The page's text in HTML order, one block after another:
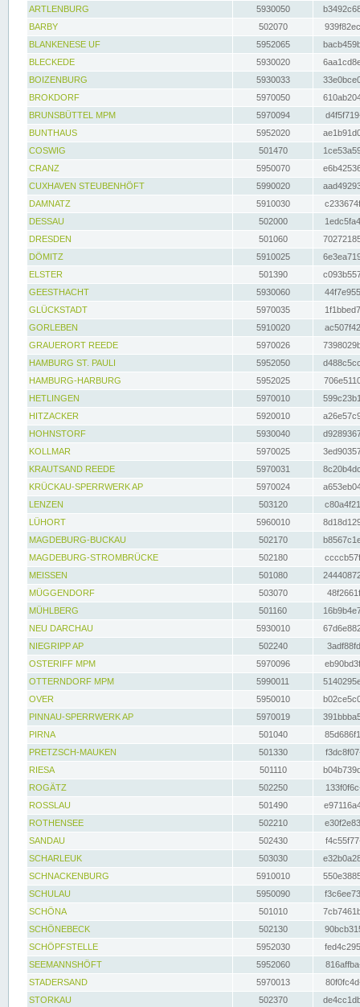
ARTLENBURG
5930050
BARBY
502070
BLANKENESE UF
5952065
BLECKEDE
5930020
BOIZENBURG
5930033
BROKDORF
5970050
BRUNSBÜTTEL MPM
5970094
BUNTHAUS
5952020
COSWIG
501470
CRANZ
5950070
CUXHAVEN STEUBENHÖFT
5990020
DAMNATZ
5910030
DESSAU
502000
DRESDEN
501060
DÖMITZ
5910025
ELSTER
501390
GEESTHACHT
5930060
GLÜCKSTADT
5970035
GORLEBEN
5910020
GRAUERORT REEDE
5970026
HAMBURG ST. PAULI
5952050
HAMBURG-HARBURG
5952025
HETLINGEN
5970010
HITZACKER
5920010
HOHNSTORF
5930040
KOLLMAR
5970025
KRAUTSAND REEDE
5970031
KRÜCKAU-SPERRWERK AP
5970024
LENZEN
503120
LÜHORT
5960010
MAGDEBURG-BUCKAU
502170
MAGDEBURG-STROMBRÜCKE
502180
MEISSEN
501080
MÜGGENDORF
503070
MÜHLBERG
501160
NEU DARCHAU
5930010
NIEGRIPP AP
502240
OSTERIFF MPM
5970096
OTTERNDORF MPM
5990011
OVER
5950010
PINNAU-SPERRWERK AP
5970019
PIRNA
501040
PRETZSCH-MAUKEN
501330
RIESA
501110
ROGÄTZ
502250
ROSSLAU
501490
ROTHENSEE
502210
SANDAU
502430
SCHARLEUK
503030
SCHNACKENBURG
5910010
SCHULAU
5950090
SCHÖNA
501010
SCHÖNEBECK
502130
SCHÖPFSTELLE
5952030
SEEMANNSHÖFT
5952060
STADERSAND
5970013
STORKAU
502370